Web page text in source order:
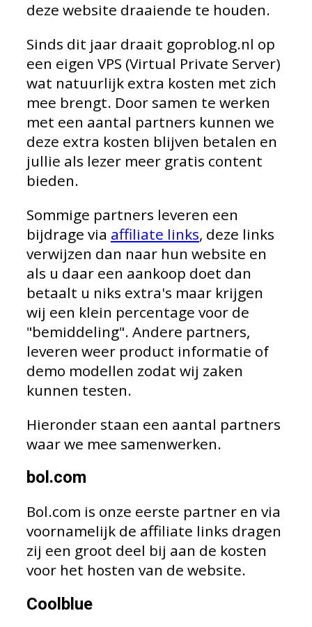
deze website draaiende te houden.
Sinds dit jaar draait goproblog.nl op
een eigen VPS (Virtual Private Server)
wat natuurlijk extra kosten met zich
mee brengt. Door samen te werken
met een aantal partners kunnen we
deze extra kosten blijven betalen en
jullie als lezer meer gratis content
bieden.
Sommige partners leveren een
bijdrage via affiliate links, deze links
verwijzen dan naar hun website en
als u daar een aankoop doet dan
betaalt u niks extra's maar krijgen
wij een klein percentage voor de
"bemiddeling". Andere partners,
leveren weer product informatie of
demo modellen zodat wij zaken
kunnen testen.
Hieronder staan een aantal partners
waar we mee samenwerken.
bol.com
Bol.com is onze eerste partner en via
voornamelijk de affiliate links dragen
zij een groot deel bij aan de kosten
voor het hosten van de website.
Coolblue